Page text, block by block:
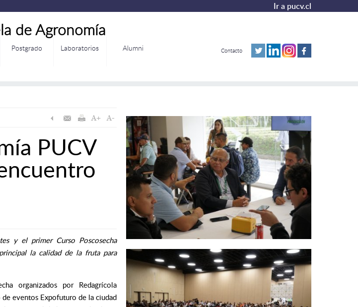
Ir a pucv.cl
de Agronomía
Postgrado Laboratorios Alumni Contacto
PUCV
y el primer Curso Poscosecha
la calidad de la fruta para
organizados por Redagrícola
eventos Expofuturo de la ciudad